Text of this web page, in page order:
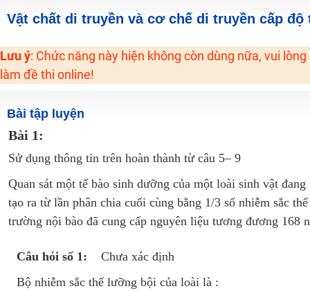
Học online lớp 2 với thầy cô giáo giỏi, nổi tiếng
Hot! Lễ hội đồng giá 449K - 499K toàn bộ khoá học tại Tuyensinh247
Khuyến Mãi Khoá Học 1K Chỉ Từ 11-13/09/2024
Khai giảng các khóa lớp 9 Toán - Lý - Hóa - Văn - Anh năm 2018
Khai giảng khóa Ngữ văn 7 - xây nền vững chắc cho tương lai!
Luyện thi vào lớp 10 môn Toán, Văn, Hóa, Anh, Lý với giáo viên giỏi và nổi
Vật chất di truyền và cơ chế di truyền cấp độ
Lưu ý: Chức năng này hiện không còn dùng nữa, vui
làm đề thi online!
Bài tập luyện
Bài 1:
Sử dụng thông tin trên hoàn thành từ câu 5– 9
Quan sát một tế bào sinh dưỡng của một loài sinh vật
tạo ra từ lần phân chia cuối cùng bằng 1/3 số nhiễm sắc
trường nội bào đã cung cấp nguyên liệu tương đương
Câu hỏi số 1:
Chưa xác định
Bộ nhiễm sắc thể lưỡng bội của loài là :